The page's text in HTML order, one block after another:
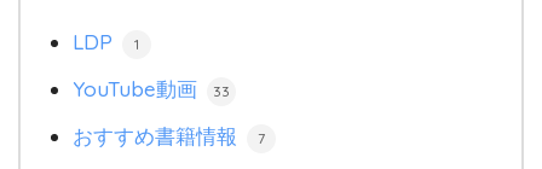
LDP 1
YouTube動画 33
おすすめ書籍情報 7